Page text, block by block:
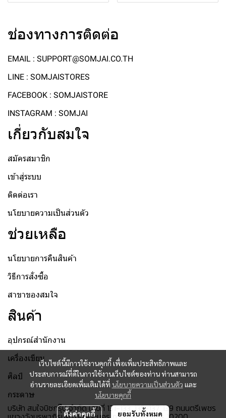
เว็บไซต์นี้มีการใช้งานคุกกี้ เพื่อเพิ่มประสิทธิภาพและ
ประสบการณ์ที่ดีในการใช้งานเว็บไซต์ของท่าน ท่านสามารถ
อ่านรายละเอียดเพิ่มเติมได้ที่ นโยบายความเป็นส่วนตัว และ
นโยบายคุกกี้
ตั้งค่าคุกกี้ ยอมรับทั้งหมด
ช่องทางการติดต่อ
EMAIL : SUPPORT@SOMJAI.CO.TH
LINE : SOMJAISTORES
FACEBOOK : SOMJAISTORE
INSTAGRAM : SOMJAI
เกี่ยวกับสมใจ
สมัครสมาชิก
เข้าสู่ระบบ
ติดต่อเรา
นโยบายความเป็นส่วนตัว
ช่วยเหลือ
นโยบายการคืนสินค้า
วิธีการสั่งซื้อ
สาขาของสมใจ
สินค้า
อุปกรณ์สำนักงาน
เครื่องเขียน
ศิลป์
กระดาษ
บริษัท สมใจบิซกรุ๊ป จำกัด เลขที่ 131-133, 135-137, 139 ถนนตรีเพชร